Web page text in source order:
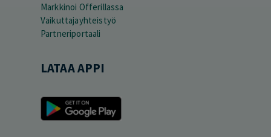
Markkinoi Offerillassa
Vaikuttajayhteistyö
Partneriportaali
LATAA APPI